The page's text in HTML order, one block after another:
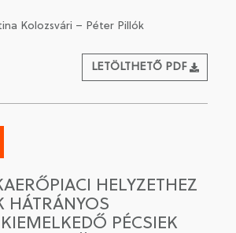
Kolozsvári – Péter Pillók
LETÖLTHETŐ PDF
HELYZETHEZ
HÁTRÁNYOS
PÉCSIEK